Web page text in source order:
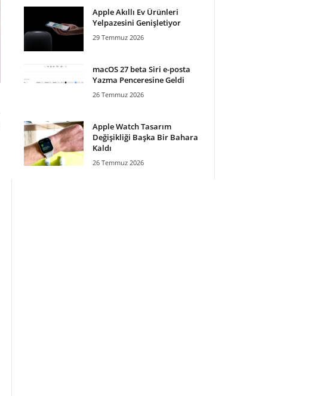
Apple Akıllı Ev Ürünleri
Yelpazesini Genişletiyor
29 Temmuz 2026
macOS 27 beta Siri e-posta
Yazma Penceresine Geldi
26 Temmuz 2026
Apple Watch Tasarım
Değişikliği Başka Bir Bahara
Kaldı
26 Temmuz 2026